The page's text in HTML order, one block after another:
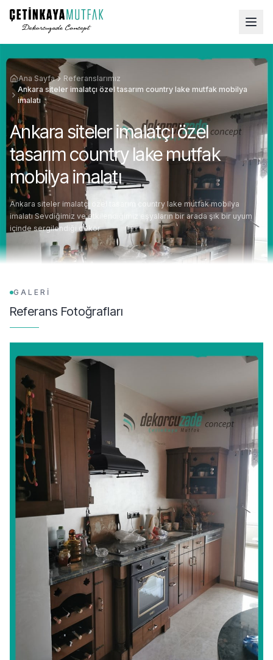
Ana Sayfa
Referanslarımız
Ankara siteler imalatçı özel tasarım country lake mutfak mobilya
imalatı
Ankara siteler imalatçı özel
tasarım country lake mutfak
mobilya imalatı
Ankara siteler imalatçı özel tasarım country lake mutfak mobilya
imalatı Sevdiğimiz ve etkilendiğimiz eşyaların bir arada şık bir uyum
içinde sergilendiği dekor
GALERİ
Referans Fotoğrafları